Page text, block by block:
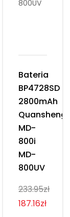
Bateria
BP4728SD
2800mAh
Quansheng
MD-
800i
MD-
800UV
233.95zł
187.16zł